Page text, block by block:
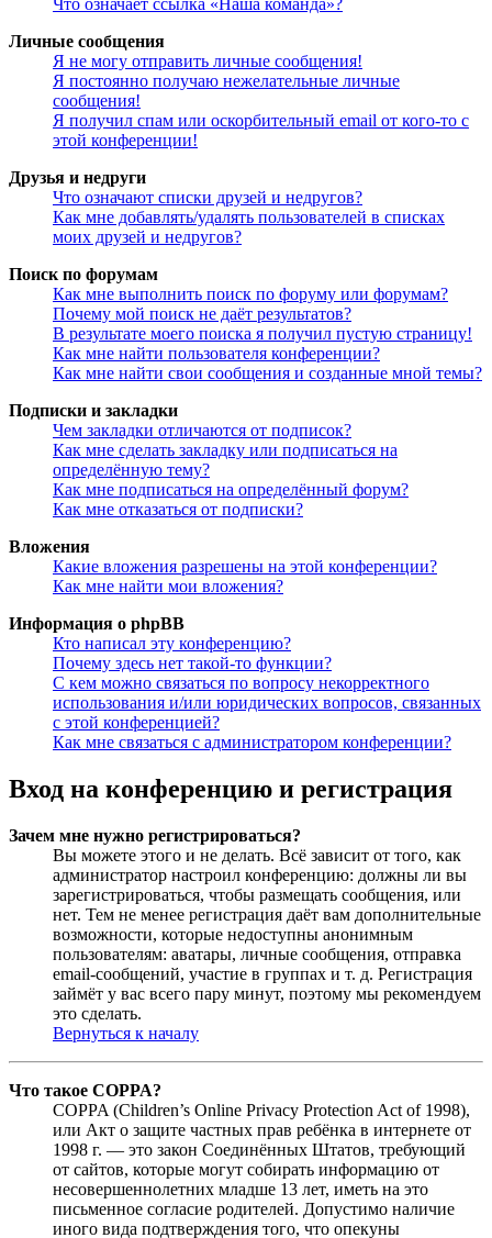
Что означает ссылка «Наша команда»?
Личные сообщения
Я не могу отправить личные сообщения!
Я постоянно получаю нежелательные личные
сообщения!
Я получил спам или оскорбительный email от кого-то с
этой конференции!
Друзья и недруги
Что означают списки друзей и недругов?
Как мне добавлять/удалять пользователей в списках
моих друзей и недругов?
Поиск по форумам
Как мне выполнить поиск по форуму или форумам?
Почему мой поиск не даёт результатов?
В результате моего поиска я получил пустую страницу!
Как мне найти пользователя конференции?
Как мне найти свои сообщения и созданные мной темы?
Подписки и закладки
Чем закладки отличаются от подписок?
Как мне сделать закладку или подписаться на
определённую тему?
Как мне подписаться на определённый форум?
Как мне отказаться от подписки?
Вложения
Какие вложения разрешены на этой конференции?
Как мне найти мои вложения?
Информация о phpBB
Кто написал эту конференцию?
Почему здесь нет такой-то функции?
С кем можно связаться по вопросу некорректного
использования и/или юридических вопросов, связанных
с этой конференцией?
Как мне связаться с администратором конференции?
Вход на конференцию и регистрация
Зачем мне нужно регистрироваться?
Вы можете этого и не делать. Всё зависит от того, как
администратор настроил конференцию: должны ли вы
зарегистрироваться, чтобы размещать сообщения, или
нет. Тем не менее регистрация даёт вам дополнительные
возможности, которые недоступны анонимным
пользователям: аватары, личные сообщения, отправка
email-сообщений, участие в группах и т. д. Регистрация
займёт у вас всего пару минут, поэтому мы рекомендуем
это сделать.
Вернуться к началу
Что такое COPPA?
COPPA (Children’s Online Privacy Protection Act of 1998),
или Акт о защите частных прав ребёнка в интернете от
1998 г. — это закон Соединённых Штатов, требующий
от сайтов, которые могут собирать информацию от
несовершеннолетних младше 13 лет, иметь на это
письменное согласие родителей. Допустимо наличие
иного вида подтверждения того, что опекуны